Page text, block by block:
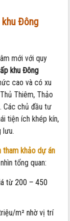
Đông
mới với quy
khu Đông
cao và có xu
Thiêm, Thảo
Các chủ đầu tư
tiện ích khép kín,
lưu.
tham khảo dự án
tổng quan:
từ 200 – 450
m² nhờ vị trí